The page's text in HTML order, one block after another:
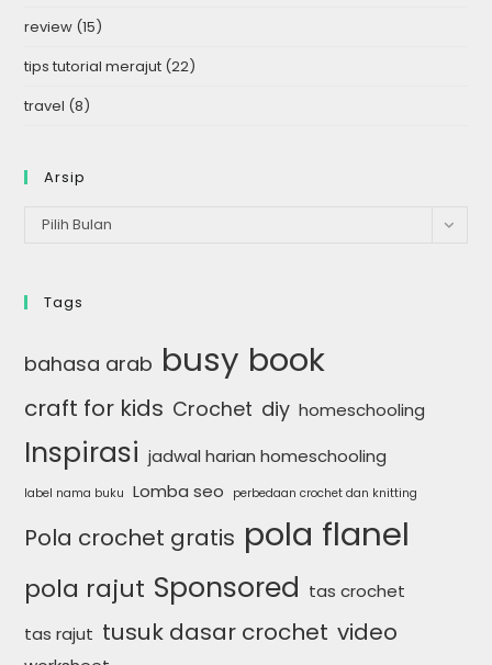
review (15)
tips tutorial merajut (22)
travel (8)
Arsip
Arsip
Pilih Bulan
Tags
bahasa arab busy book
craft for kids Crochet diy homeschooling
Inspirasi jadwal harian homeschooling
label nama buku Lomba seo perbedaan crochet dan knitting
Pola crochet gratis pola flanel
pola rajut Sponsored tas crochet
tas rajut tusuk dasar crochet video